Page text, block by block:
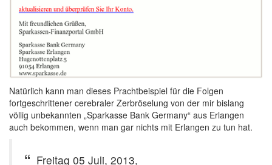
Natürlich kann man dieses Prachtbeispiel für die Folgen
fortgeschrittener cerebraler Zerbröselung von der mir bislang
völlig unbekannten „Sparkasse Bank Germany“ aus Erlangen
auch bekommen, wenn man gar nichts mit Erlangen zu tun hat.
Freitag 05 Juli, 2013,